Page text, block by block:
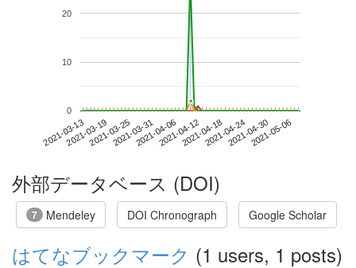
2021-03-132021-03-192021-03-252021-03-312021-04-062021-04-122021-04-182021-04-242021-04-302021-05-06
0
10
20
*
*
外部データベース (DOI)
7 Mendeley DOI Chronograph Google Scholar
はてなブックマーク (1 users, 1 posts)